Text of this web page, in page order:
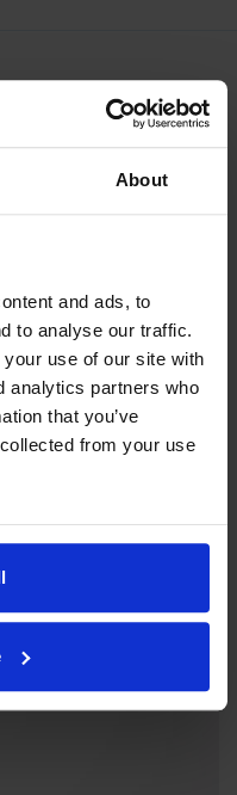
About
and ads, to
to analyse our traffic.
use of our site with
analytics partners who
that you’ve
from your use
företagsfilosofi som är